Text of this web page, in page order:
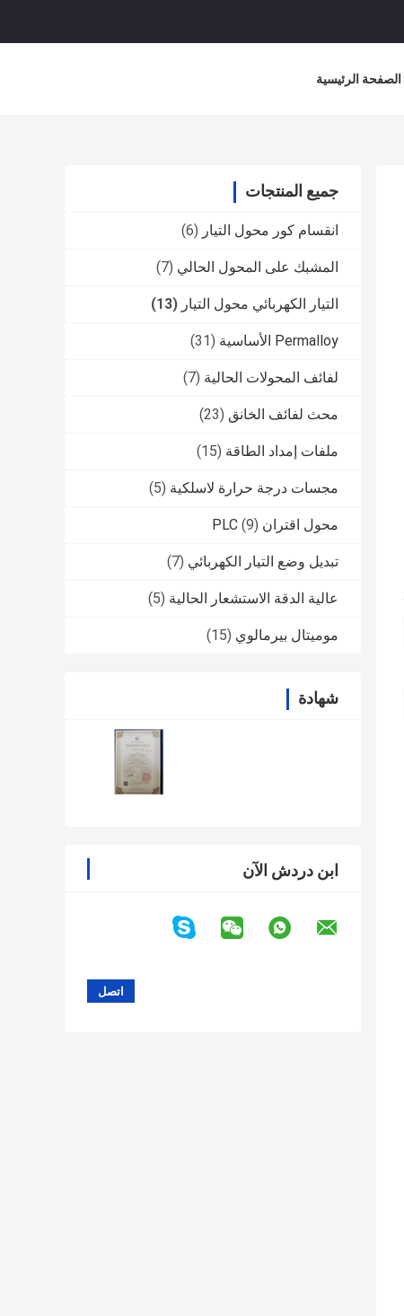
الصفحة الرئيسية
جميع المنتجات
انقسام كور محول التيار (6)
المشبك على المحول الحالي (7)
التيار الكهربائي محول التيار (13)
Permalloy الأساسية (31)
لفائف المحولات الحالية (7)
محث لفائف الخانق (23)
ملفات إمداد الطاقة (15)
مجسات درجة حرارة لاسلكية (5)
محول اقتران PLC (9)
تبديل وضع التيار الكهربائي (7)
عالية الدقة الاستشعار الحالية (5)
موميتال بيرمالوي (15)
شهادة
ابن دردش الآن